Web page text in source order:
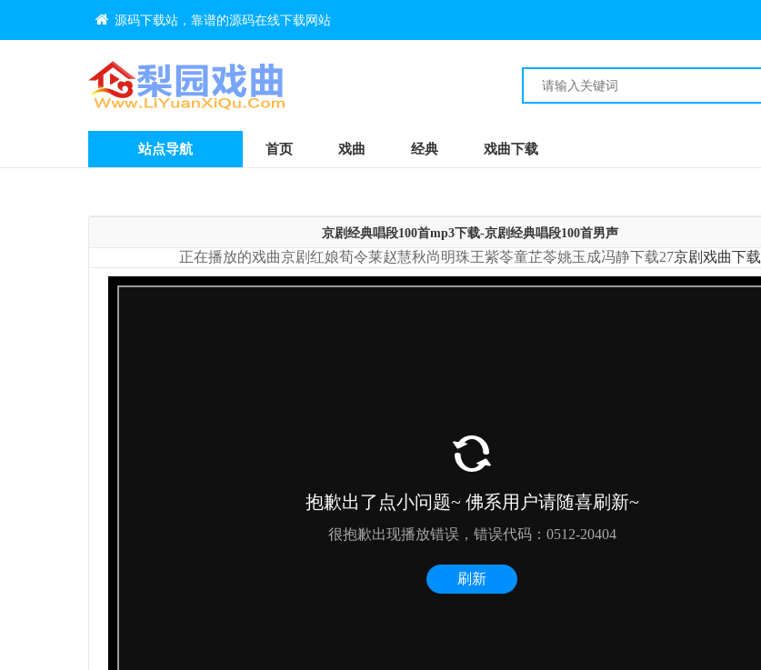
源码下载站，靠谱的源码在线下载网站
站点导航 首页 戏曲 经典 戏曲下载
京剧经典唱段100首mp3下载-京剧经典唱段100首男声
正在播放的戏曲京剧红娘荀令莱赵慧秋尚明珠王紫苓童芷苓姚玉成冯静下载27京剧戏曲下载